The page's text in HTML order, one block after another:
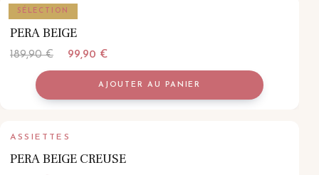
ASSIETTES
PERA BEIGE
SÉLECTION
189,90€
Le
prix
était :
99,90 €Le
prix
actuel
est :
AJOUTER AU PANIER
ASSIETTES
PERA BEIGE CREUSE